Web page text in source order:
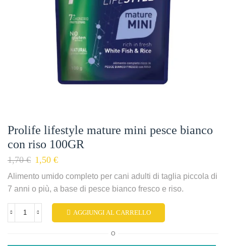
Prolife lifestyle mature mini pesce bianco
con riso 100GR
1,70€ 1,50 €
Alimento umido completo per cani adulti di taglia piccola di
7 anni o più, a base di pesce bianco fresco e riso.
AGGIUNGI AL CARRELLO
O